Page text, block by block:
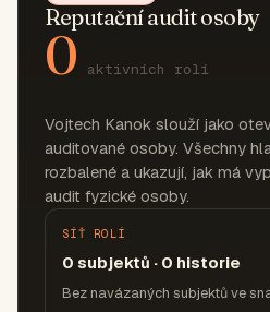
Reputační audit osoby
0 aktivních rolí
Vojtech Kanok slouží jako
auditované osoby. Všechny
rozbalené a ukazují, jak má
audit fyzické osoby.
SÍŤ ROLÍ
0 subjektů · 0 historie
Bez navázaných subjektů ve